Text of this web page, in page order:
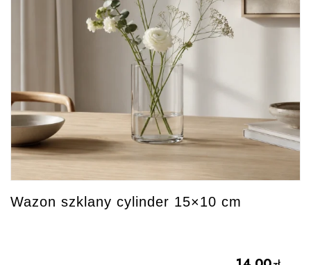
Wazon szklany cylinder 15×10 cm